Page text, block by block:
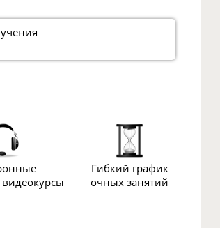
Гибкий график
очных занятий